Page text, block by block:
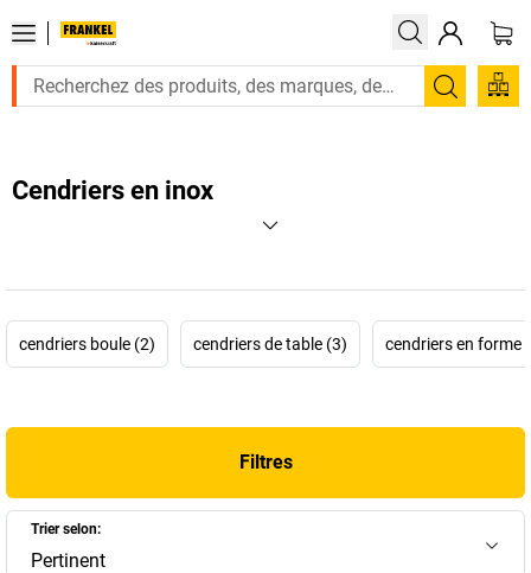
Cendriers en inox
cendriers boule (2) cendriers de table (3) cendriers en forme
Filtres
Trier selon:
Pertinent